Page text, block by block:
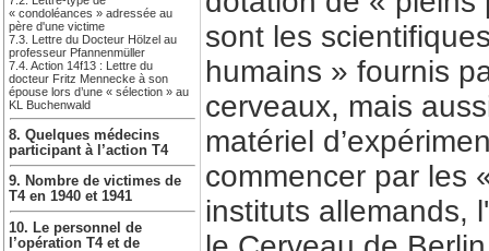
« condoléances » adressée au
père d'une victime
7.3. Lettre du Docteur Hölzel au
professeur Pfannenmüller
7.4. Action 14f13 : Lettre du
docteur Fritz Mennecke à son
épouse lors d’une « sélection » au
KL Buchenwald
8. Quelques médecins
participant à l’action T4
9. Nombre de victimes de
T4 en 1940 et 1941
10. Le personnel de
l’opération T4 et de
sont les
humains » fournis
cerveaux, mais
matériel
commencer par les
instituts allemands,